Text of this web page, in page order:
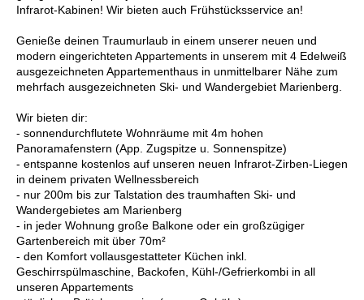
Infrarot-Kabinen! Wir bieten auch Frühstücksservice an!
Genieße deinen Traumurlaub in einem unserer neuen und
modern eingerichteten Appartements in unserem mit 4 Edelweiß
ausgezeichneten Appartementhaus in unmittelbarer Nähe zum
mehrfach ausgezeichneten Ski- und Wandergebiet Marienberg.
Wir bieten dir:
- sonnendurchflutete Wohnräume mit 4m hohen
Panoramafenstern (App. Zugspitze u. Sonnenspitze)
- entspanne kostenlos auf unseren neuen Infrarot-Zirben-Liegen
in deinem privaten Wellnessbereich
- nur 200m bis zur Talstation des traumhaften Ski- und
Wandergebietes am Marienberg
- in jeder Wohnung große Balkone oder ein großzügiger
Gartenbereich mit über 70m²
- den Komfort vollausgestatteter Küchen inkl.
Geschirrspülmaschine, Backofen, Kühl-/Gefrierkombi in all
unseren Appartements